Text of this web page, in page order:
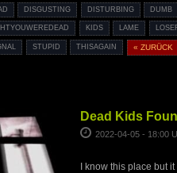
DISGUSTING DISTURBING DUMB
KIDS LAME
STUPID THISAGAIN « ZURÜCK
Dead Kids
2022-04-05 - 18:00
I know this place but it